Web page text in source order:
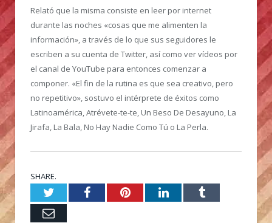
Relató que la misma consiste en leer por internet
durante las noches «cosas que me alimenten la
información», a través de lo que sus seguidores le
escriben a su cuenta de Twitter, así como ver vídeos por
el canal de YouTube para entonces comenzar a
componer. «El fin de la rutina es que sea creativo, pero
no repetitivo», sostuvo el intérprete de éxitos como
Latinoamérica, Atrévete-te-te, Un Beso De Desayuno, La
Jirafa, La Bala, No Hay Nadie Como Tú o La Perla.
SHARE.
TwitterFacebookPinterestLinkedInTumblr
Email